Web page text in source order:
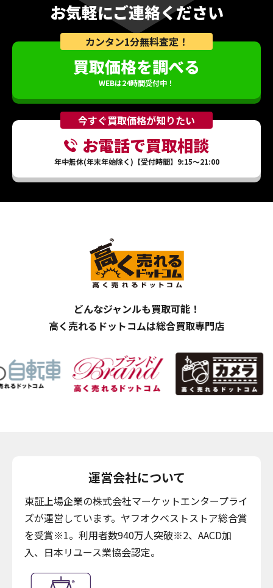
お気軽にご連絡ください
カンタン1分無料査定！
買取価格を調べる
WEBは24時間受付中！
今すぐ買取価格が知りたい
お電話で買取相談
年中無休(年末年始除く)【受付時間】9:15～21:00
どんなジャンルも買取可能！
高く売れるドットコムは総合買取専門店
運営会社について
東証上場企業の株式会社マーケットエンタープライ
ズが運営しています。ヤフオクベストストア総合賞
を受賞※1。利用者数940万人突破※2、AACD加
入、日本リユース業協会認定。